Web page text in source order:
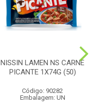
NISSIN LAMEN NS CARNE
PICANTE 1X74G (50)
Código: 90282
Embalagem: UN